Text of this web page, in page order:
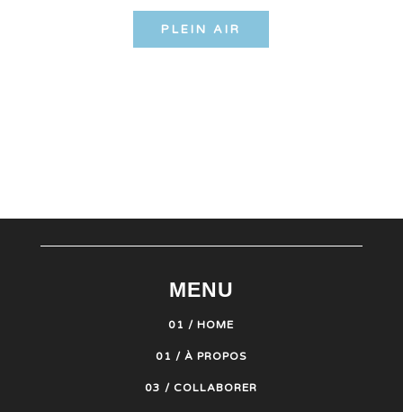
PLEIN AIR
MENU
01 / HOME
01 / À PROPOS
03 / COLLABORER